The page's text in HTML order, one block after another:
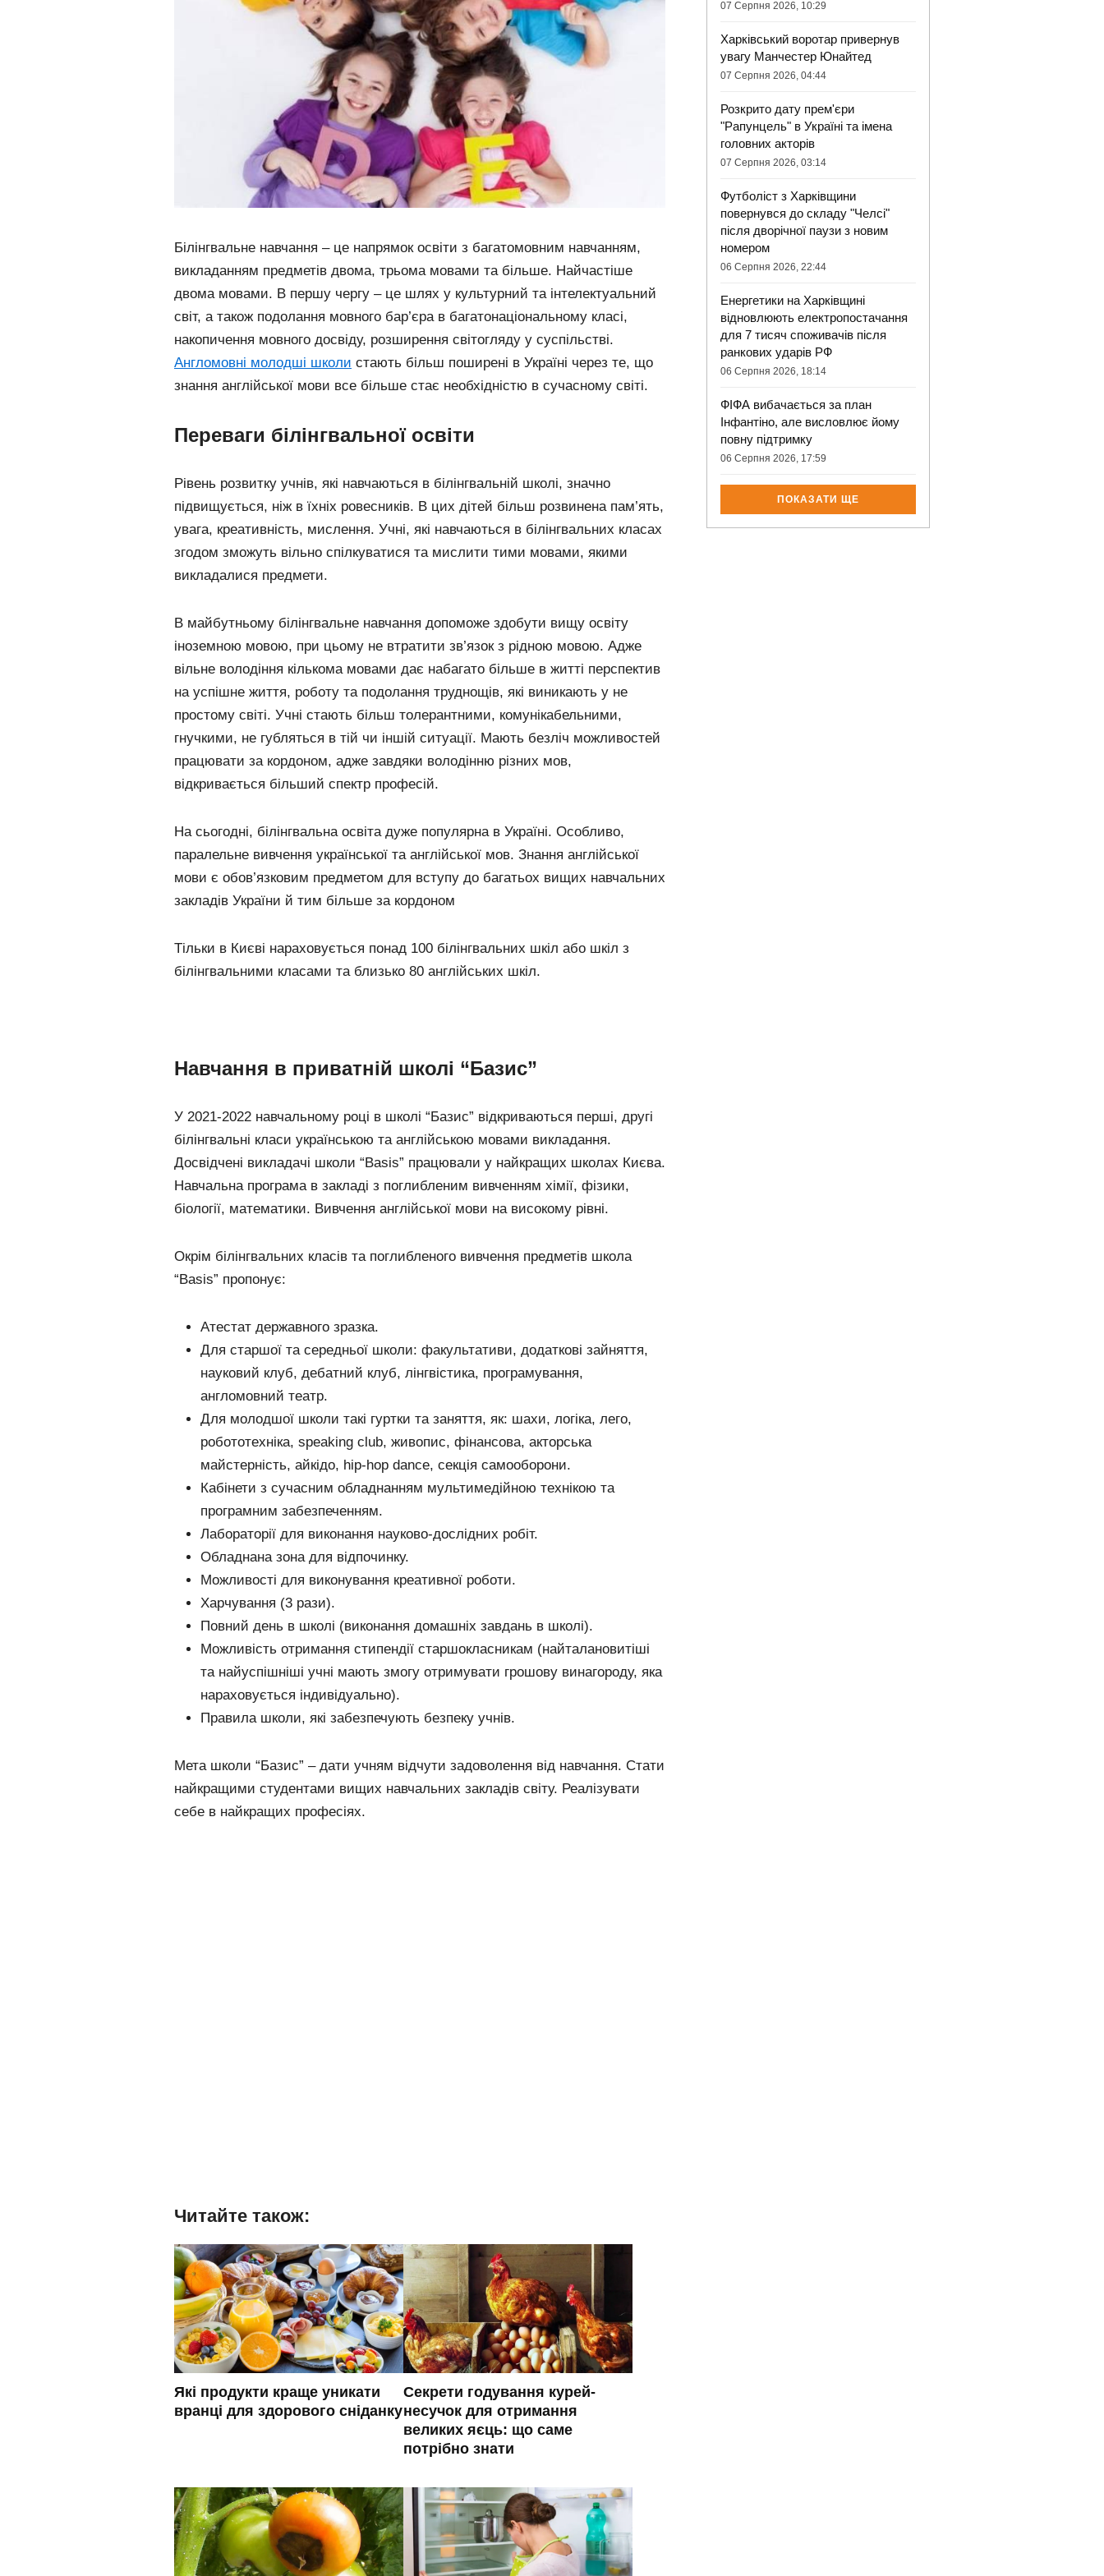
Білінгвальне навчання – це напрямок освіти з багатомовним навчанням,
викладанням предметів двома, трьома мовами та більше. Найчастіше
двома мовами. В першу чергу – це шлях у культурний та інтелектуальний
світ, а також подолання мовного бар’єра в багатонаціональному класі,
накопичення мовного досвіду, розширення світогляду у суспільстві.
Англомовні молодші школи стають більш поширені в Україні через те, що
знання англійської мови все більше стає необхідністю в сучасному світі.
Переваги білінгвальної освіти
Рівень розвитку учнів, які навчаються в білінгвальній школі, значно
підвищується, ніж в їхніх ровесників. В цих дітей більш розвинена пам’ять,
увага, креативність, мислення. Учні, які навчаються в білінгвальних класах
згодом зможуть вільно спілкуватися та мислити тими мовами, якими
викладалися предмети.
В майбутньому білінгвальне навчання допоможе здобути вищу освіту
іноземною мовою, при цьому не втратити зв’язок з рідною мовою. Адже
вільне володіння кількома мовами дає набагато більше в житті перспектив
на успішне життя, роботу та подолання труднощів, які виникають у не
простому світі. Учні стають більш толерантними, комунікабельними,
гнучкими, не губляться в тій чи іншій ситуації. Мають безліч можливостей
працювати за кордоном, адже завдяки володінню різних мов,
відкривається більший спектр професій.
На сьогодні, білінгвальна освіта дуже популярна в Україні. Особливо,
паралельне вивчення української та англійської мов. Знання англійської
мови є обов’язковим предметом для вступу до багатьох вищих навчальних
закладів України й тим більше за кордоном
Тільки в Києві нараховується понад 100 білінгвальних шкіл або шкіл з
білінгвальними класами та близько 80 англійських шкіл.
Навчання в приватній школі “Базис”
У 2021-2022 навчальному році в школі “Базис” відкриваються перші, другі
білінгвальні класи українською та англійською мовами викладання.
Досвідчені викладачі школи “Basis” працювали у найкращих школах Києва.
Навчальна програма в закладі з поглибленим вивченням хімії, фізики,
біології, математики. Вивчення англійської мови на високому рівні.
Окрім білінгвальних класів та поглибленого вивчення предметів школа
“Basis” пропонує:
Атестат державного зразка.
Для старшої та середньої школи: факультативи, додаткові зайняття,
науковий клуб, дебатний клуб, лінгвістика, програмування,
англомовний театр.
Для молодшої школи такі гуртки та заняття, як: шахи, логіка, лего,
робототехніка, speaking club, живопис, фінансова, акторська
майстерність, айкідо, hip-hop dance, секція самооборони.
Кабінети з сучасним обладнанням мультимедійною технікою та
програмним забезпеченням.
Лабораторії для виконання науково-дослідних робіт.
Обладнана зона для відпочинку.
Можливості для виконування креативної роботи.
Харчування (3 рази).
Повний день в школі (виконання домашніх завдань в школі).
Можливість отримання стипендії старшокласникам (найталановитіші
та найуспішніші учні мають змогу отримувати грошову винагороду, яка
нараховується індивідуально).
Правила школи, які забезпечують безпеку учнів.
Мета школи “Базис” – дати учням відчути задоволення від навчання. Стати
найкращими студентами вищих навчальних закладів світу. Реалізувати
себе в найкращих професіях.
Читайте також:
Які продукти краще уникати
вранці для здорового сніданку
Секрети годування курей-
несучок для отримання
великих яєць: що саме
потрібно знати
07 Серпня 2026, 10:29
Харківський воротар привернув
увагу Манчестер Юнайтед
07 Серпня 2026, 04:44
Розкрито дату прем'єри
"Рапунцель" в Україні та імена
головних акторів
07 Серпня 2026, 03:14
Футболіст з Харківщини
повернувся до складу "Челсі"
після дворічної паузи з новим
номером
06 Серпня 2026, 22:44
Енергетики на Харківщині
відновлюють електропостачання
для 7 тисяч споживачів після
ранкових ударів РФ
06 Серпня 2026, 18:14
ФІФА вибачається за план
Інфантіно, але висловлює йому
повну підтримку
06 Серпня 2026, 17:59
ПОКАЗАТИ ЩЕ